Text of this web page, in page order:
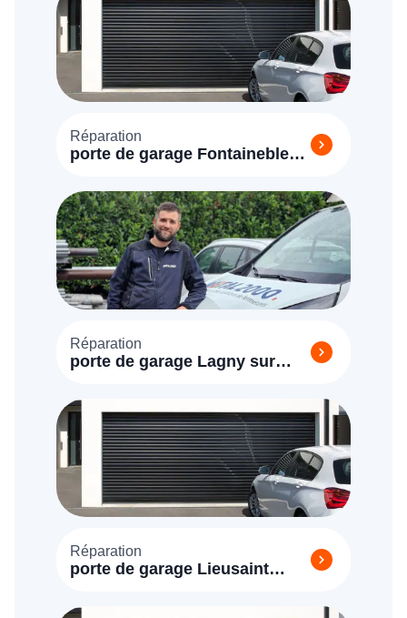
Réparation
porte de garage Fontainebleau
Réparation
porte de garage Lagny sur
Réparation
porte de garage Lieusaint